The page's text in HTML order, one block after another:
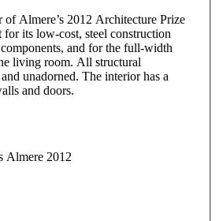
for its low-cost, steel construction
and for the full-width
living room. All structural
unadorned. The interior has a
and doors.
Almere 2012